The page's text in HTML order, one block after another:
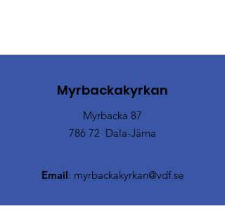
Myrbackakyrkan
Myrbacka 87
786 72 Dala-Järna
Email: myrbackakyrkan@vdf.se